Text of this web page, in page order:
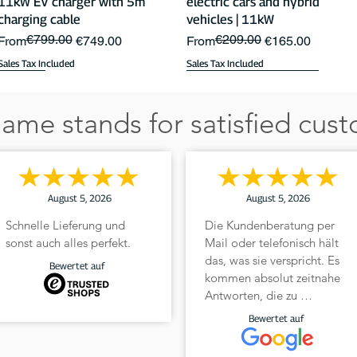
cable
Price
€799.00 €749.00
Price
Tax Included
vehicles | 11kW
From
Regular Price
€209.00 €165.00
Sale Price
Sales Tax Included
Quick View
DaheimLaden double stand
Regular PriceSale Price
€299.00
Quick View
DaheimLaden LastManager
Price
€499.00
Quick View
Type 2 charging cable for
electric cars and hybrid
vehicles | 22kW
Price
Sale Price
€229.00
Quick View
DaheimLader Smart PRO
11kW EV charger without
charging cable
Regular Price
€749.00 €699.00
Sales Tax Included
stands for satisfied
August 5, 2026
Schnelle Lieferung und
sonst auch alles perfekt.
Bewertet auf
August 5, 2026
Die Kundenberatung per
Mail oder telefonisch hält
das, was sie verspricht. Es
kommen absolut zeitnahe
Antworten, die zu
gebrauchen sind, wie in
meinem Fall durch Frau
Heinemann.
Bewertet auf